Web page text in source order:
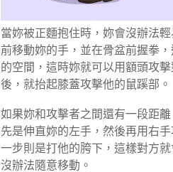
當妳被正麵抱住時，妳會沒辦法
前移動妳的手，並在骨盆前握拳
的空間 ，這時妳就可以用額頭攻
後，就抬起膝蓋攻擊他的鼠蹊部。
如果妳和攻擊者之間還有一段距
先是伸直妳的左手，然後再用右
一步則是打他的胯下 ，這樣對方
沒辦法隨意移動。